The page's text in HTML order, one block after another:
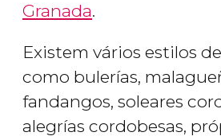
Granada.
Existem vários estilos
como bulerías,
fandangos, soleares
alegrías cordobesas,